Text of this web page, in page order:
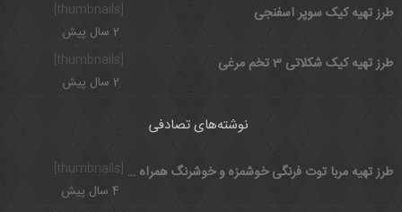
[thumbnails]
طرز تهیه کیک سوپر اسفنجی
2 سال پیش
طرز تهیه کیک شکلاتی 3 تخم مرغی
2 سال پیش
نوشته‌های تصادفی
[thumbnails] طرز تهیه مربا توت فرنگی خوشمزه و خوشرنگ همراه نکات مهمی که باید بدانید
4 سال پیش